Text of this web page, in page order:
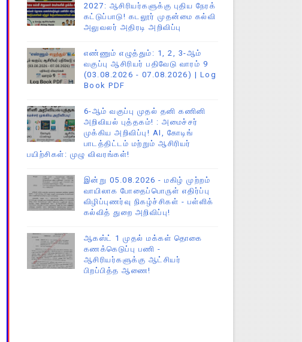
2027: ஆசிரியர்களுக்கு புதிய நேரக்
கட்டுப்பாடு! கடலூர் முதன்மை கல்வி
அலுவலர் அதிரடி அறிவிப்பு
எண்ணும் எழுத்தும்: 1, 2, 3-ஆம்
வகுப்பு ஆசிரியர் பதிவேடு வாரம் 9
(03.08.2026 - 07.08.2026) | Log
Book PDF
6-ஆம் வகுப்பு முதல் தனி கணினி
அறிவியல் புத்தகம்! : அமைச்சர்
முக்கிய அறிவிப்பு! AI, கோடிங்
பாடத்திட்டம் மற்றும் ஆசிரியர்
பயிற்சிகள்: முழு விவரங்கள்!
இன்று 05.08.2026 - மகிழ் முற்றம்
வாயிலாக போதைப்பொருள் எதிர்ப்பு
விழிப்புணர்வு நிகழ்ச்சிகள் - பள்ளிக்
கல்வித் துறை அறிவிப்பு!
ஆகஸ்ட் 1 முதல் மக்கள் தொகை
கணக்கெடுப்பு பணி -
ஆசிரியர்களுக்கு ஆட்சியர்
பிறப்பித்த ஆணை!